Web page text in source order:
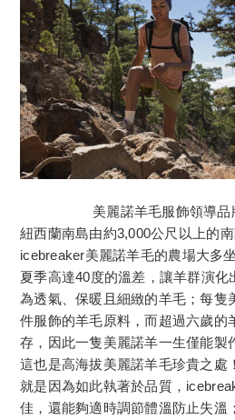
美麗諾羊毛服飾領導
紐西蘭南島由約3,000公尺以上的
icebreaker美麗諾羊毛的農場大多
夏季高達40度的溫差，讓羊群演
為透氣、保暖且細緻的羊毛；每隻
件服飾的羊毛原料，而超過六歲的
存，因此一隻美麗諾羊一生僅能製
這也是高海拔美麗諾羊毛珍貴之處！
就是因為如此執著於品質，
佳，還能夠適時調節體溫防止失溫